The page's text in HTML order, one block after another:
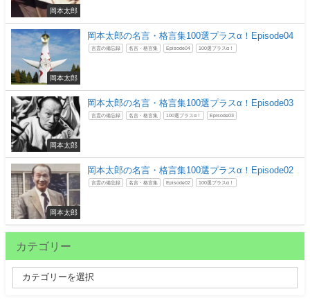
岡本太郎
岡本太郎
岡本太郎の名言・格言集100選プラスα！Episode04
言霊の備忘録 名言・格言集 Episode04 100選プラスα！
岡本太郎
岡本太郎の名言・格言集100選プラスα！Episode03
言霊の備忘録 名言・格言集 100選プラスα！ Episode03
岡本太郎
岡本太郎の名言・格言集100選プラスα！Episode02
言霊の備忘録 名言・格言集 Episode02 100選プラスα！
カテゴリー